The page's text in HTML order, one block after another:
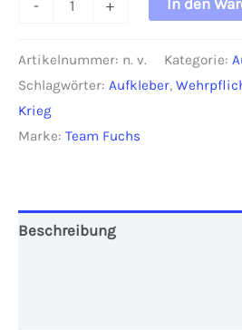
- +
Artikelnummer: n. v. Kategorie:
Schlagwörter: Aufkleber,
Krieg
Marke: Team Fuchs
Beschreibung